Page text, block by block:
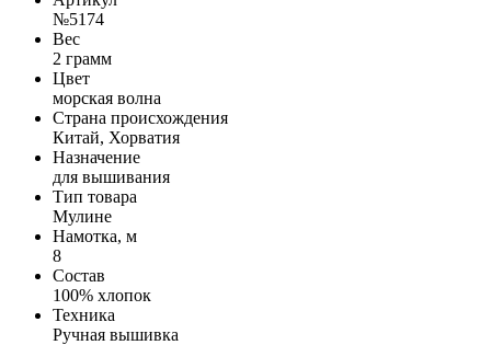
№5174
Вес
2 грамм
Цвет
морская волна
Страна происхождения
Китай, Хорватия
Назначение
для вышивания
Тип товара
Мулине
Намотка, м
8
Состав
100% хлопок
Техника
Ручная вышивка